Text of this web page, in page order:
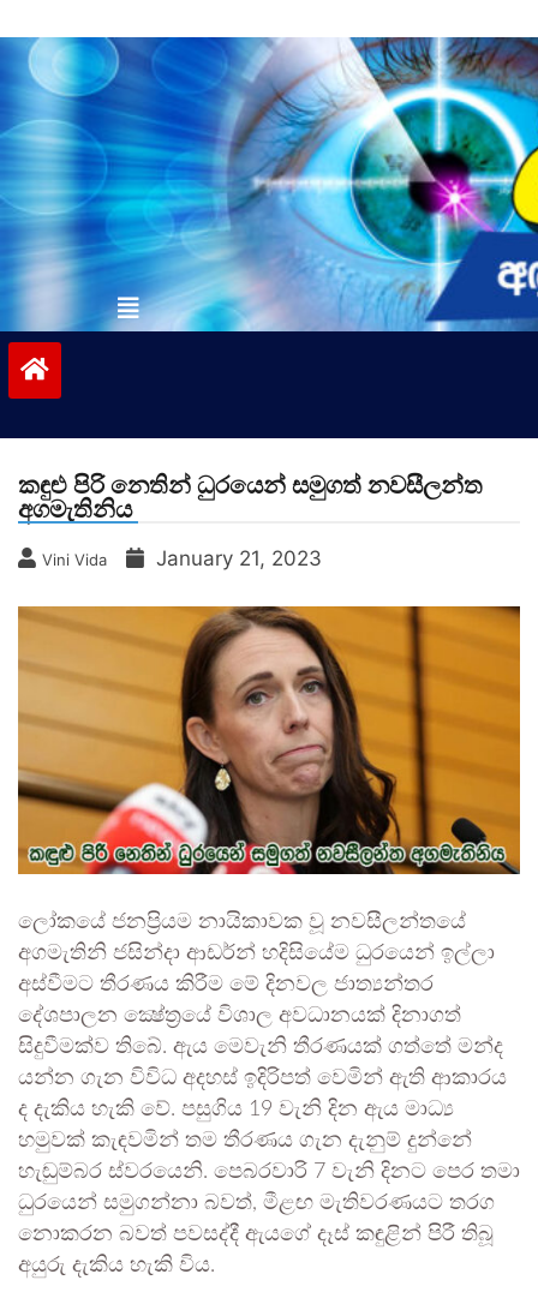
to
contentvinivida.lk
කඳුළු පිරි නෙතින් ධුරයෙන් සමුගත් නවසීලන්ත
අගමැතිනිය
Vini Vida January 21, 2023
ලෝකයේ ජනප්‍රියම නායිකාවක වූ නවසීලන්තයේ
අගමැතිනි ජසින්දා ආඩර්න් හදිසියේම ධුරයෙන් ඉල්ලා
අස්වීමට තීරණය කිරීම මේ දිනවල ජාත්‍යන්තර
දේශපාලන ක්‍ෂේත්‍රයේ විශාල අවධානයක් දිනාගත්
සිදුවීමක්ව තිබේ. ඇය මෙවැනි තීරණයක් ගත්තේ මන්ද
යන්න ගැන විවිධ අදහස් ඉදිරිපත් වෙමින් ඇති ආකාරය
ද දැකිය හැකි වේ. පසුගිය 19 වැනි දින ඇය මාධ්‍ය
හමුවක් කැඳවමින් තම තීරණය ගැන දැනුම් දුන්නේ
හැඬුම්බර ස්වරයෙනි. පෙබරවාරි 7 වැනි දිනට පෙර තමා
ධුරයෙන් සමුගන්නා බවත්, මීළඟ මැතිවරණයට තරග
නොකරන බවත් පවසද්දී ඇයගේ දෑස් කඳුළින් පිරී තිබූ
අයුරු දැකිය හැකි විය.